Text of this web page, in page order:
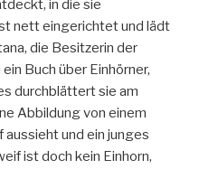
in die sie
nett eingerichtet und lädt
die Besitzerin der
Buch über Einhörner,
durchblättert sie am
Abbildung von einem
aussieht und ein junges
ist doch kein Einhorn,